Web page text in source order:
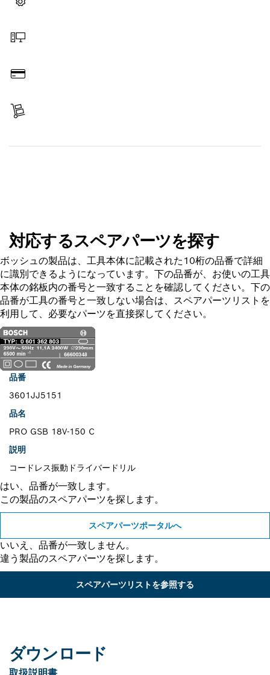
対応するスペアパーツを探す
ボッシュの製品は、工具本体に記載された10桁の品番で詳細
に識別できるようになっています。下の品番が、お使いの工具
本体の銘板内の番号と一致することを確認してください。下の
品番が工具の番号と一致しない場合は、スペアパーツリストを
利用して、必要なパーツを直接探してください。
品番
3601JJ5151
品名
PRO GSB 18V-150 C
説明
コードレス振動ドライバードリル
はい、品番が一致します。
この製品のスペアパーツを探します。
スペアパーツポータルへ
いいえ、品番が一致しません。
違う製品のスペアパーツを探します。
スペアパーツリストを参照する
ダウンロード